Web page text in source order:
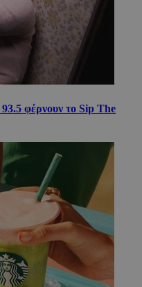
φέρνουν το Sip The